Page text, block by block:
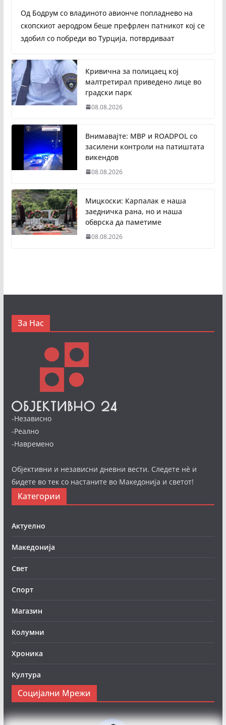
Од Бодрум со владиното авионче попладнево на
скопскиот аеродром беше префрлен патникот кој се
здобил со побреди во Турција, потврдиваат
Кривична за полицаец кој
малтретирал приведено лице во
градски парк
08.08.2026
Внимавајте: МВР и ROADPOL со
засилени контроли на патиштата
викендов
08.08.2026
Мицкоски: Карпалак е наша
заедничка рана, но и наша
обврска да паметиме
08.08.2026
За Нас
-Независно
-Реално
-Навремено
Објективни и независни дневни вести. Следете нè и
бидете во тек со настаните во Македонија и светот!
Категории
Актуелно
Македонија
Свет
Спорт
Магазин
Колумни
Хроника
Култура
Социјални Мрежи